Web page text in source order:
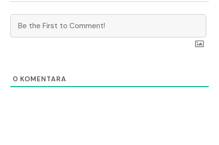
0 KOMENTARA